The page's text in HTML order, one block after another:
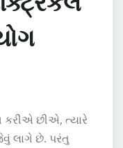
છીએ, ત્યારે
લાગે છે. પરંતુ